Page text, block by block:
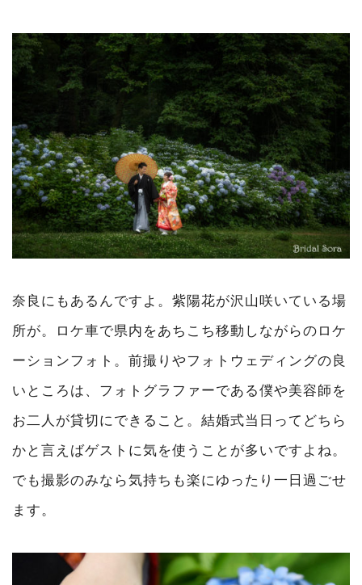
奈良にもあるんですよ。紫陽花が沢山咲いている場
所が。ロケ車で県内をあちこち移動しながらのロケ
ーションフォト。前撮りやフォトウェディングの良
いところは、フォトグラファーである僕や美容師を
お二人が貸切にできること。結婚式当日ってどちら
かと言えばゲストに気を使うことが多いですよね。
でも撮影のみなら気持ちも楽にゆったり一日過ごせ
ます。